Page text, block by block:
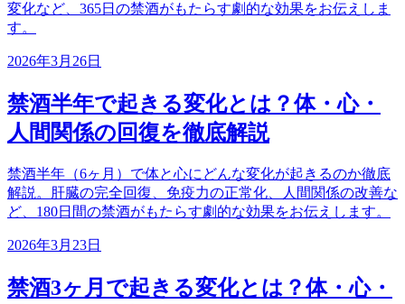
変化など、365日の禁酒がもたらす劇的な効果をお伝えしま
す。
2026年3月26日
禁酒半年で起きる変化とは？体・心・
人間関係の回復を徹底解説
禁酒半年（6ヶ月）で体と心にどんな変化が起きるのか徹底
解説。肝臓の完全回復、免疫力の正常化、人間関係の改善な
ど、180日間の禁酒がもたらす劇的な効果をお伝えします。
2026年3月23日
禁酒3ヶ月で起きる変化とは？体・心・